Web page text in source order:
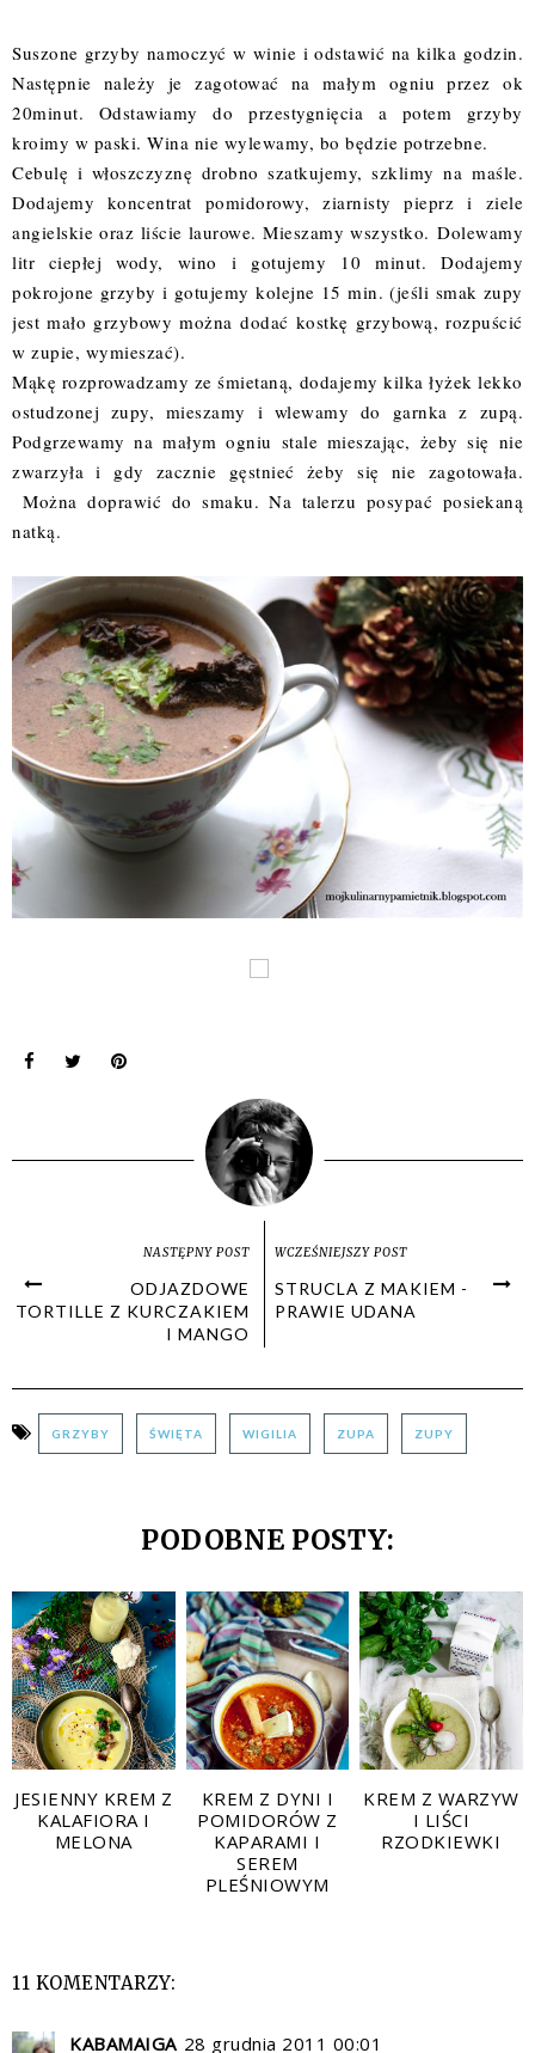
Suszone grzyby namoczyć w winie i odstawić na kilka godzin.
Następnie należy je zagotować na małym ogniu przez ok
20minut. Odstawiamy do przestygnięcia a potem grzyby
kroimy w paski. Wina nie wylewamy, bo będzie potrzebne.
Cebulę i włoszczyznę drobno szatkujemy, szklimy na maśle.
Dodajemy koncentrat pomidorowy, ziarnisty pieprz i ziele
angielskie oraz liście laurowe. Mieszamy wszystko. Dolewamy
litr ciepłej wody, wino i gotujemy 10 minut. Dodajemy
pokrojone grzyby i gotujemy kolejne 15 min. (jeśli smak zupy
jest mało grzybowy można dodać kostkę grzybową, rozpuścić
w zupie, wymieszać).
Mąkę rozprowadzamy ze śmietaną, dodajemy kilka łyżek lekko
ostudzonej zupy, mieszamy i wlewamy do garnka z zupą.
Podgrzewamy na małym ogniu stale mieszając, żeby się nie
zwarzyła i gdy zacznie gęstnieć żeby się nie zagotowała.
Można doprawić do smaku. Na talerzu posypać posiekaną
natką.
NASTĘPNY POST
ODJAZDOWE
TORTILLE Z KURCZAKIEM
I MANGO
WCZEŚNIEJSZY POST
STRUCLA Z MAKIEM -
PRAWIE UDANA
GRZYBY ŚWIĘTA WIGILIA ZUPA ZUPY
PODOBNE POSTY:
JESIENNY KREM Z
KALAFIORA I
MELONA
KREM Z DYNI I
POMIDORÓW Z
KAPARAMI I
SEREM
PLEŚNIOWYM
KREM Z WARZYW
I LIŚCI
RZODKIEWKI
11 KOMENTARZY:
KABAMAIGA 28 grudnia 2011 00:01